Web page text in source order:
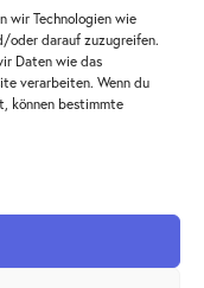
wir Technologien wie
oder darauf zuzugreifen.
Daten wie das
verarbeiten. Wenn du
können bestimmte